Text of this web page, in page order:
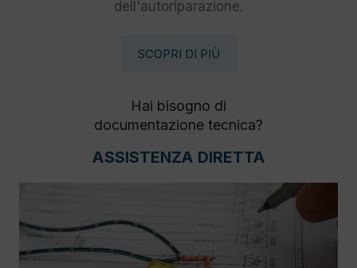
dell'autoriparazione.
SCOPRI DI PIÙ
Hai bisogno di
documentazione tecnica?
ASSISTENZA DIRETTA